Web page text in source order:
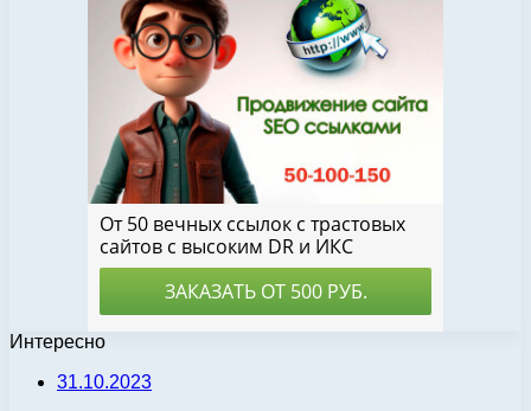
Интересно
31.10.2023